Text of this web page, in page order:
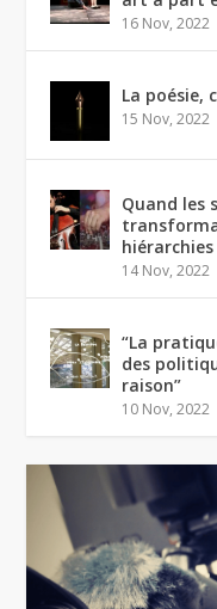
16 Nov, 2022
La poésie,
15 Nov, 2022
Quand les
hiérarchies
14 Nov, 2022
“La
des
raison”
10 Nov, 2022